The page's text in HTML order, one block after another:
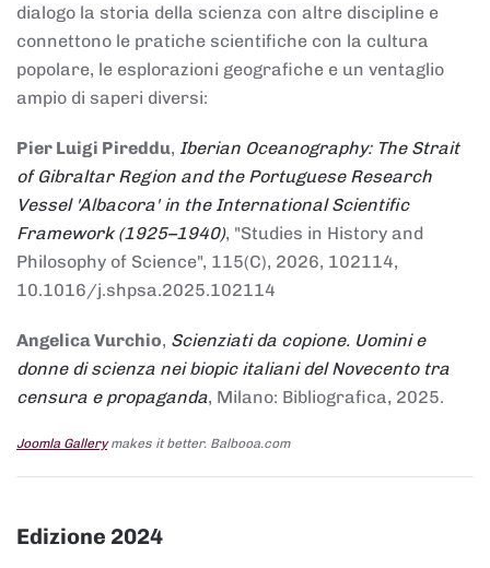
dialogo la storia della scienza con altre discipline e
connettono le pratiche scientifiche con la cultura
popolare, le esplorazioni geografiche e un ventaglio
ampio di saperi diversi:
Pier Luigi Pireddu, Iberian Oceanography: The Strait
of Gibraltar Region and the Portuguese Research
Vessel 'Albacora' in the International Scientific
Framework (1925–1940), "Studies in History and
Philosophy of Science", 115(C), 2026, 102114,
10.1016/j.shpsa.2025.102114
Angelica Vurchio, Scienziati da copione. Uomini e
donne di scienza nei biopic italiani del Novecento tra
censura e propaganda, Milano: Bibliografica, 2025.
Joomla Gallerymakes it better. Balbooa.com
Edizione 2024